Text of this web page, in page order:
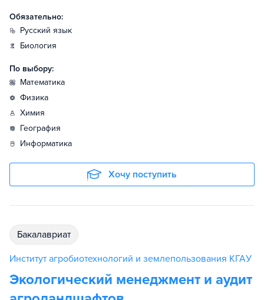
Обязательно:
русский язык
биология
По выбору:
математика
физика
химия
география
информатика
Хочу поступить
бакалавриат
Институт агробиотехнологий и землепользования КГАУ
Экологический менеджмент и аудит